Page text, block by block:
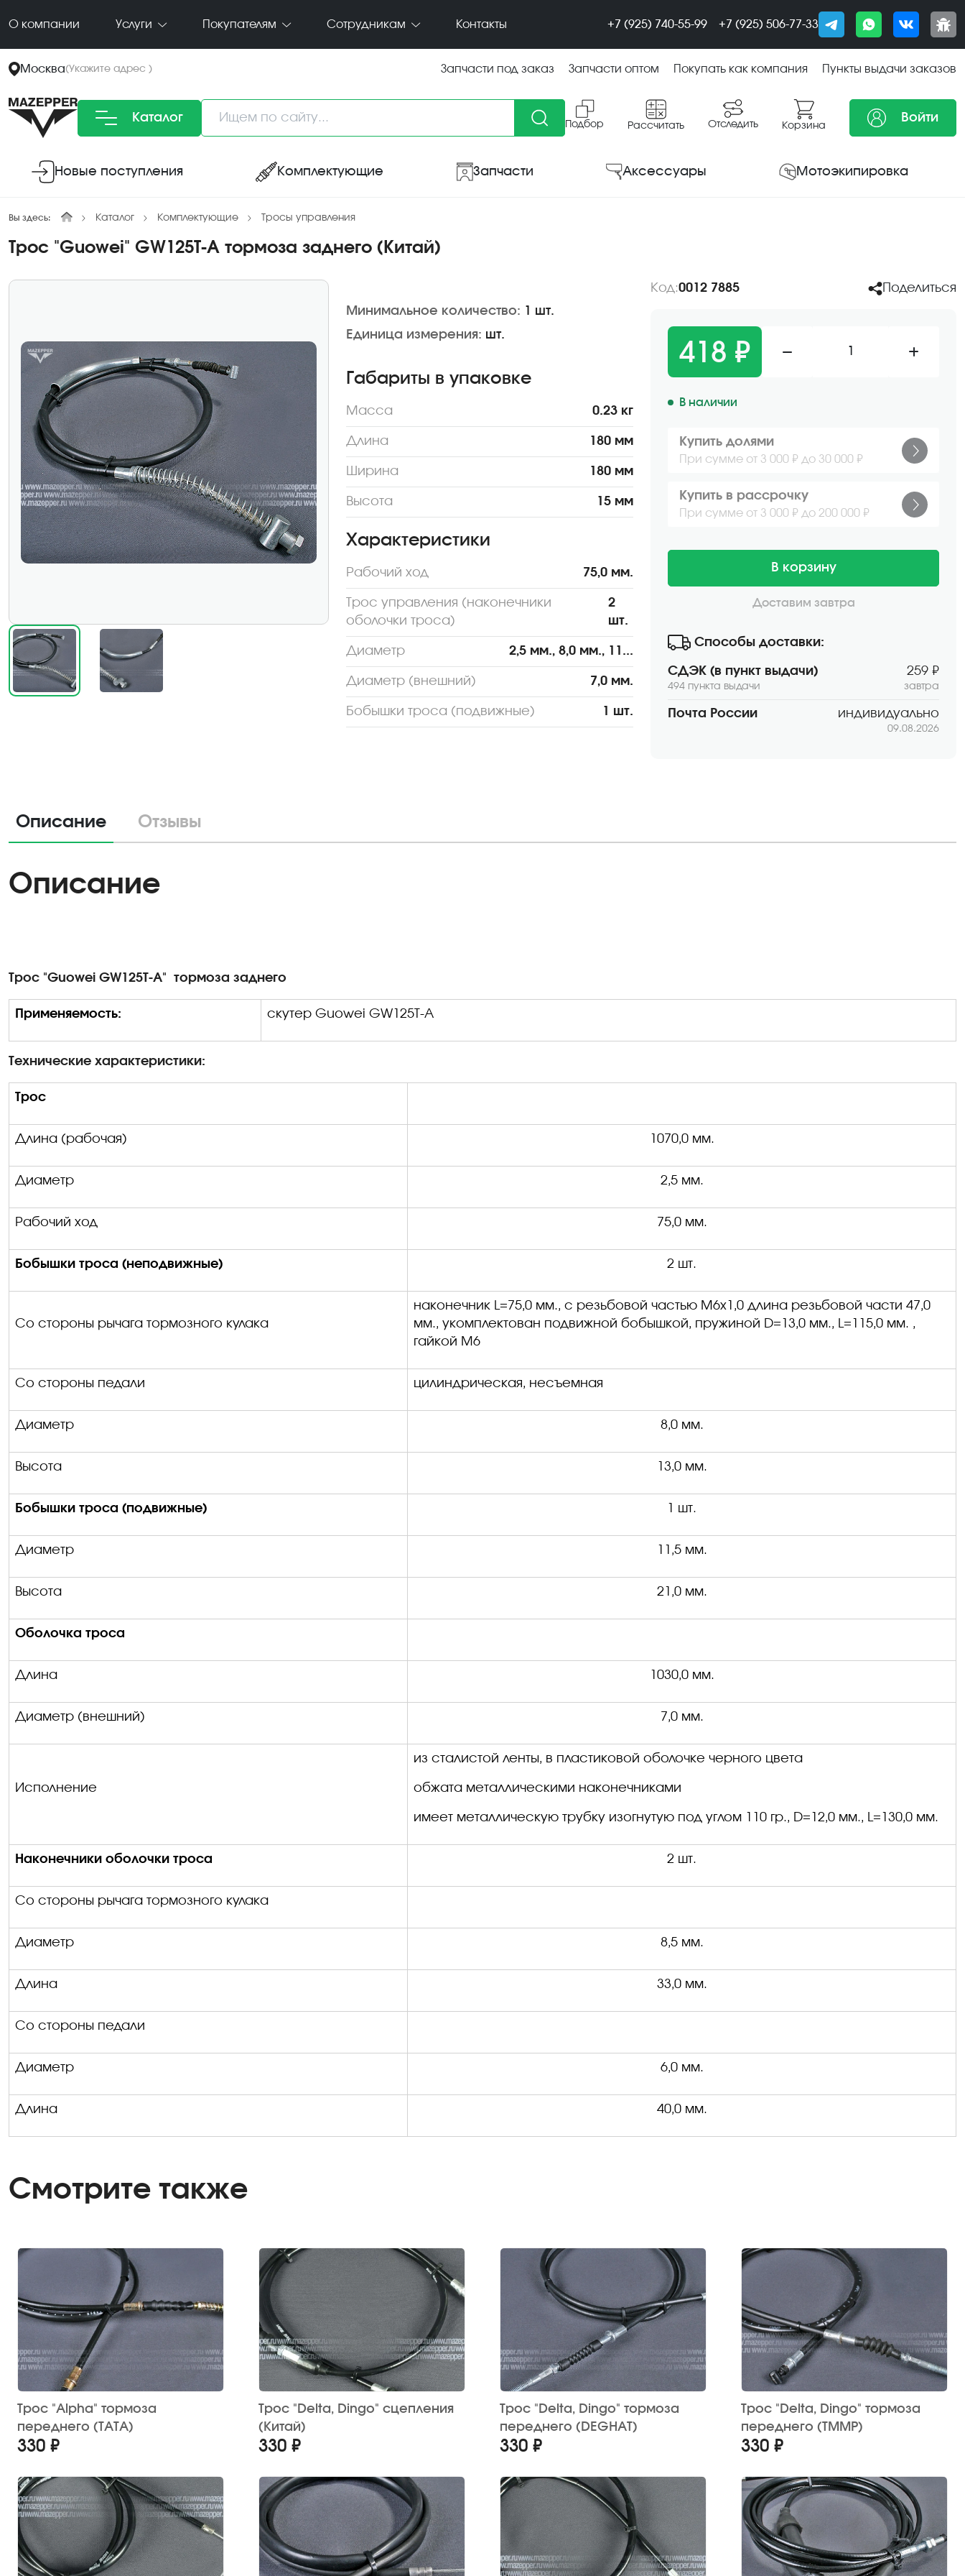
О компании Услуги Покупателям Сотрудникам Контакты +7 (925) 740-55-99 +7 (925) 506-77-33
Москва(Укажите адрес ) Запчасти под заказ Запчасти оптом Покупать как компания Пункты выдачи заказов
Каталог
Подбор Рассчитать Отследить Корзина
Войти
Новые поступления Комплектующие Запчасти Аксессуары Мотоэкипировка
Вы здесь: Каталог Комплектующие Тросы управления
Трос "Guowei" GW125T-A тормоза заднего (Китай)
Минимальное количество: 1 шт.
Единица измерения: шт.
Габариты в упаковке
Масса 0.23 кг
Длина 180 мм
Ширина 180 мм
Высота 15 мм
Характеристики
Рабочий ход 75,0 мм.
Трос управления (наконечники
оболочки троса)
2
шт.
Диаметр 2,5 мм., 8,0 мм., 11...
Диаметр (внешний) 7,0 мм.
Бобышки троса (подвижные) 1 шт.
Код:0012 7885 Поделиться
418 ₽ 1
В наличии
Купить долями
При сумме от 3 000 ₽ до 30 000 ₽
Купить в рассрочку
При сумме от 3 000 ₽ до 200 000 ₽
В корзину
Доставим завтра
Способы доставки:
СДЭК (в пункт выдачи)
494 пункта выдачи
259 ₽
завтра
Почта России индивидуально
09.08.2026
Описание Отзывы
Описание
Трос "Guowei GW125T-A" тормоза заднего
Применяемость: скутер Guowei GW125T-A
Технические характеристики:
Трос
Длина (рабочая) 1070,0 мм.
Диаметр 2,5 мм.
Рабочий ход 75,0 мм.
Бобышки троса (неподвижные) 2 шт.
Со стороны рычага тормозного кулака
наконечник L=75,0 мм., с резьбовой частью М6х1,0 длина резьбовой части 47,0
мм., укомплектован подвижной бобышкой, пружиной D=13,0 мм., L=115,0 мм. ,
гайкой М6
Со стороны педали цилиндрическая, несъемная
Диаметр 8,0 мм.
Высота 13,0 мм.
Бобышки троса (подвижные) 1 шт.
Диаметр 11,5 мм.
Высота 21,0 мм.
Оболочка троса
Длина 1030,0 мм.
Диаметр (внешний) 7,0 мм.
Исполнение
из сталистой ленты, в пластиковой оболочке черного цвета
обжата металлическими наконечниками
имеет металлическую трубку изогнутую под углом 110 гр., D=12,0 мм., L=130,0 мм.
Наконечники оболочки троса 2 шт.
Со стороны рычага тормозного кулака
Диаметр 8,5 мм.
Длина 33,0 мм.
Со стороны педали
Диаметр 6,0 мм.
Длина 40,0 мм.
Смотрите также
Трос "Alpha" тормоза
переднего (TATA)
330 ₽
Трос "Delta, Dingo" сцепления
(Китай)
330 ₽
Трос "Delta, Dingo" тормоза
переднего (DEGHAT)
330 ₽
Трос "Delta, Dingo" тормоза
переднего (TMMP)
330 ₽